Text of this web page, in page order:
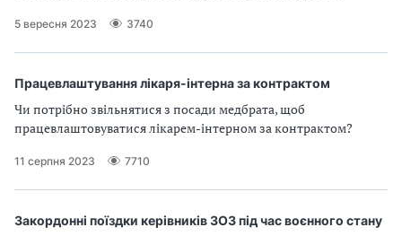
5 вересня 2023 3740
Працевлаштування лікаря-інтерна за контрактом
Чи потрібно звільнятися з посади медбрата, щоб
працевлаштовуватися лікарем-інтерном за контрактом?
11 серпня 2023 7710
Закордонні поїздки керівників ЗОЗ під час воєнного стану
л
П
Р